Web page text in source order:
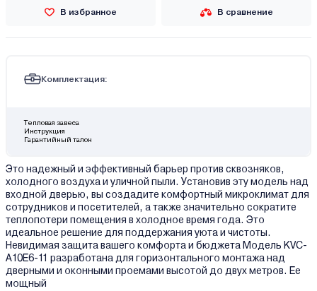
В избранное В сравнение
Комплектация:
Тепловая завеса
Инструкция
Гарантийный талон
Это надежный и эффективный барьер против сквозняков,
холодного воздуха и уличной пыли. Установив эту модель над
входной дверью, вы создадите комфортный микроклимат для
сотрудников и посетителей, а также значительно сократите
теплопотери помещения в холодное время года. Это
идеальное решение для поддержания уюта и чистоты.
Невидимая защита вашего комфорта и бюджета Модель KVC-
A10E6-11 разработана для горизонтального монтажа над
дверными и оконными проемами высотой до двух метров. Ее
мощный